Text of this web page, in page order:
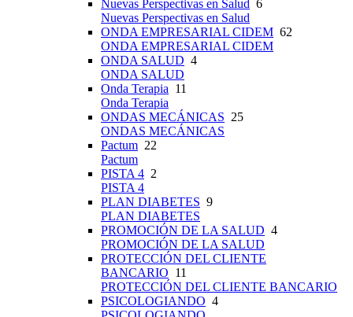
Nuevas Perspectivas en Salud 6
Nuevas Perspectivas en Salud
ONDA EMPRESARIAL CIDEM 62
ONDA EMPRESARIAL CIDEM
ONDA SALUD 4
ONDA SALUD
Onda Terapia 11
Onda Terapia
ONDAS MECÁNICAS 25
ONDAS MECÁNICAS
Pactum 22
Pactum
PISTA 4 2
PISTA 4
PLAN DIABETES 9
PLAN DIABETES
PROMOCIÓN DE LA SALUD 4
PROMOCIÓN DE LA SALUD
PROTECCIÓN DEL CLIENTE
BANCARIO 11
PROTECCIÓN DEL CLIENTE BANCARIO
PSICOLOGIANDO 4